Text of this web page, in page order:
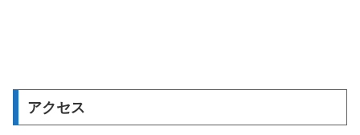
アクセス